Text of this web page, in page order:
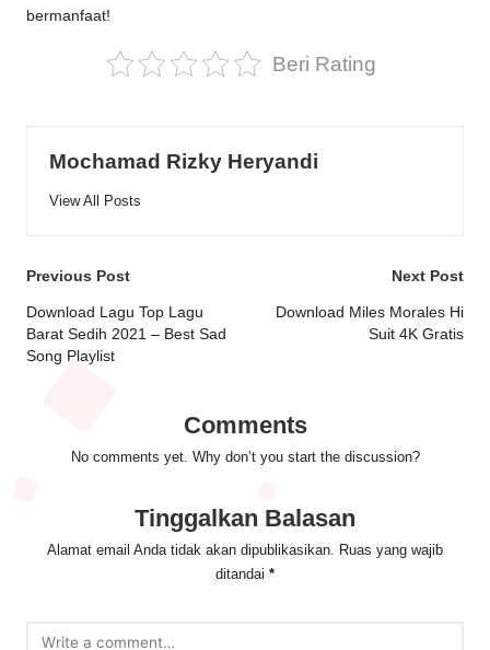
bermanfaat!
Beri Rating
Mochamad Rizky Heryandi
View All Posts
Post
navigation
Previous Post
Download Lagu Top Lagu
Barat Sedih 2021 – Best Sad
Song Playlist
Next Post
Download Miles Morales Hi
Suit 4K Gratis
Comments
No comments yet. Why don’t you start the discussion?
Tinggalkan Balasan
Alamat email Anda tidak akan dipublikasikan.
Ruas yang wajib
ditandai *